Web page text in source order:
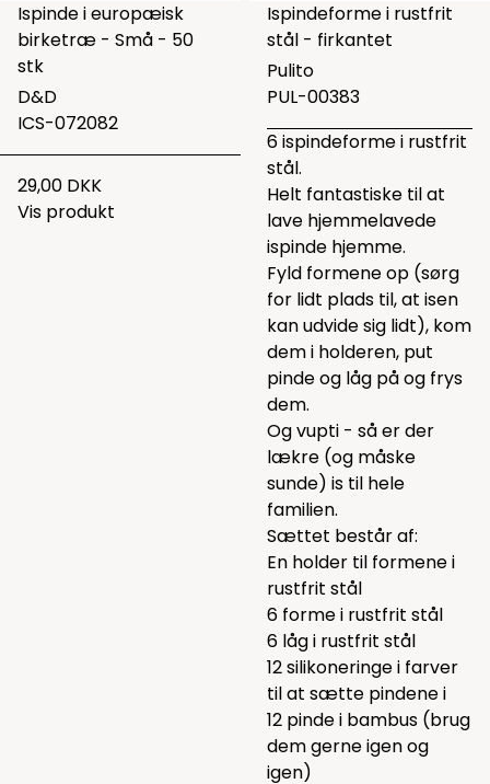
Ispinde i europæisk
birketræ - Små - 50
stk
D&D
ICS-072082
29,00 DKK
Vis produkt
Ispindeforme i rustfrit
stål - firkantet
Pulito
PUL-00383
6 ispindeforme i rustfrit
stål.
Helt fantastiske til at
lave hjemmelavede
ispinde hjemme.
Fyld formene op (sørg
for lidt plads til, at isen
kan udvide sig lidt), kom
dem i holderen, put
pinde og låg på og frys
dem.
Og vupti - så er der
lækre (og måske
sunde) is til hele
familien.
Sættet består af:
En holder til formene i
rustfrit stål
6 forme i rustfrit stål
6 låg i rustfrit stål
12 silikoneringe i farver
til at sætte pindene i
12 pinde i bambus (brug
dem gerne igen og
igen)